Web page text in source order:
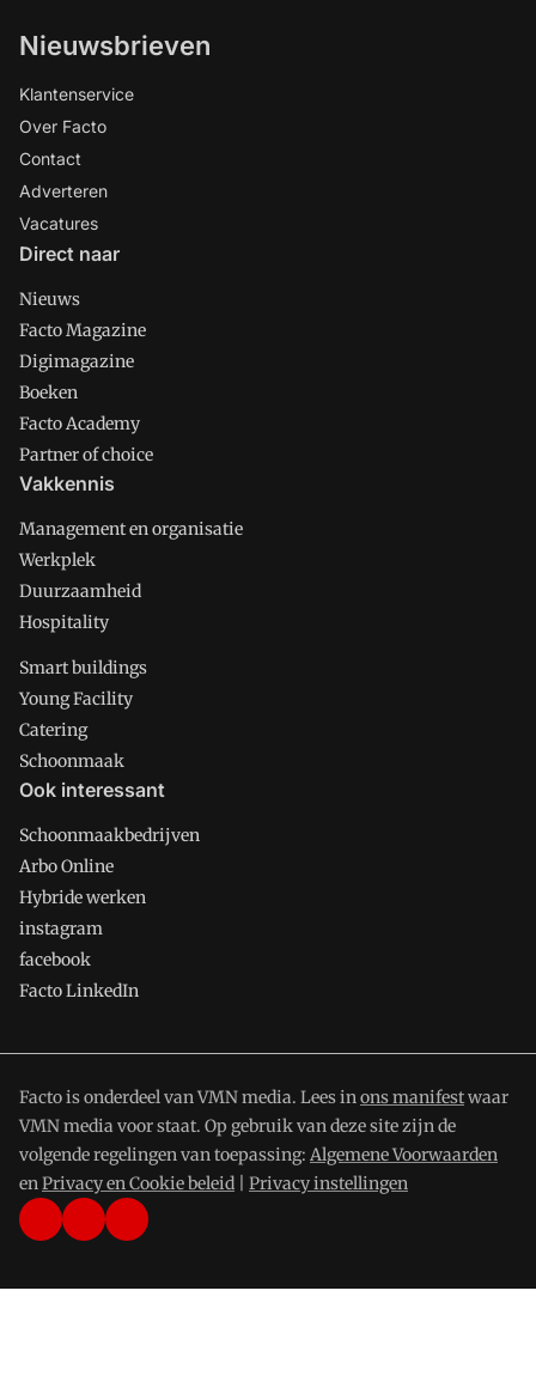
Nieuwsbrieven
Klantenservice
Over Facto
Contact
Adverteren
Vacatures
Direct naar
Nieuws
Facto Magazine
Digimagazine
Boeken
Facto Academy
Partner of choice
Vakkennis
Management en organisatie
Werkplek
Duurzaamheid
Hospitality
Smart buildings
Young Facility
Catering
Schoonmaak
Ook interessant
Schoonmaakbedrijven
Arbo Online
Hybride werken
instagram
facebook
Facto LinkedIn
Facto is onderdeel van VMN media. Lees inons manifestwaar
VMN media voor staat. Op gebruik van deze site zijn de
volgende regelingen van toepassing: Algemene Voorwaarden
enPrivacy en Cookie beleid Privacy instellingen